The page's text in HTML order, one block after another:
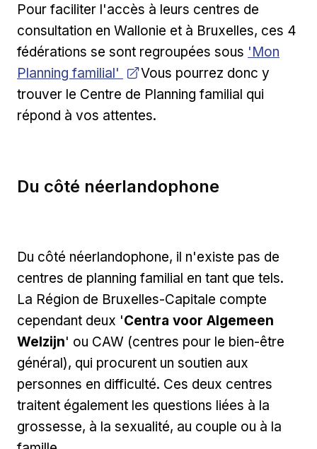
Pour faciliter l'accès à leurs centres de
consultation en Wallonie et à Bruxelles, ces 4
fédérations se sont regroupées sous Ouvrir
'Mon
Planning familial'
Vous pourrez donc y
trouver le Centre de Planning familial qui
répond à vos attentes.
Du côté néerlandophone
Du côté néerlandophone, il n'existe pas de
centres de planning familial en tant que tels.
La Région de Bruxelles-Capitale compte
cependant deux 'Centra voor Algemeen
Welzijn' ou CAW (centres pour le bien-être
général), qui procurent un soutien aux
personnes en difficulté. Ces deux centres
traitent également les questions liées à la
grossesse, à la sexualité, au couple ou à la